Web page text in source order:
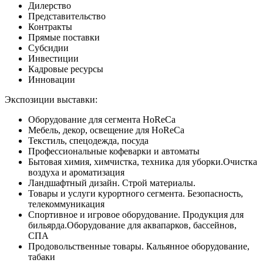
Дилерство
Представительство
Контракты
Прямые поставки
Субсидии
Инвестиции
Кадровые ресурсы
Инновации
Экспозиции выставки:
Оборудование для сегмента HoReCa
Мебель, декор, освещение для HoReCa
Текстиль, спецодежда, посуда
Профессиональные кофеварки и автоматы
Бытовая химия, химчистка, техника для уборки.Очистка
воздуха и ароматизация
Ландшафтный дизайн. Строй материалы.
Товары и услуги курортного сегмента. Безопасность,
телекоммуникация
Спортивное и игровое оборудование. Продукция для
бильярда.Оборудование для аквапарков, бассейнов,
СПА
Продовольственные товары. Кальянное оборудование,
табаки